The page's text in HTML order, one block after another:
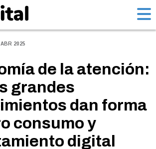
2025
de la atención:
grandes
dan forma
consumo y
digital